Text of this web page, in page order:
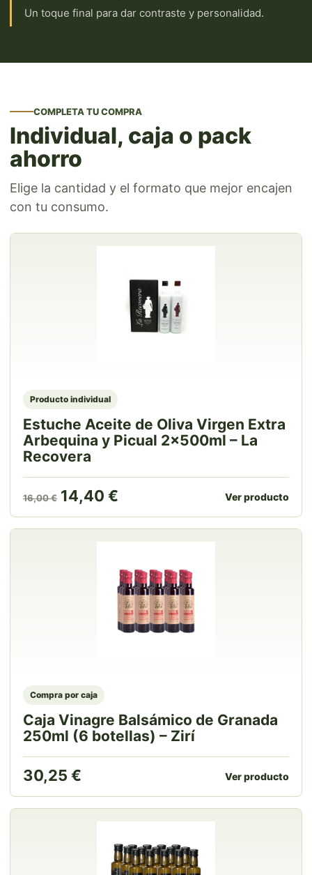
Un toque final para dar contraste y personalidad.
COMPLETA TU COMPRA
Individual, caja o pack
ahorro
Elige la cantidad y el formato que mejor encajen
con tu consumo.
Producto individual
Estuche Aceite de Oliva Virgen Extra
Arbequina y Picual 2x500ml – La
Recovera
16,00€ El precio original era: 16,00 €.
14,40 € El precio actual es: 14,40
Ver producto
Compra por caja
Caja Vinagre Balsámico de Granada
250ml (6 botellas) – Zirí
30,25 € Ver producto